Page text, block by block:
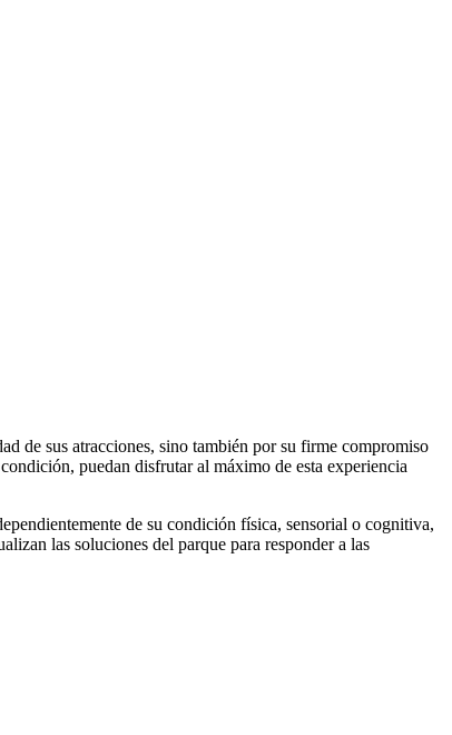
de sus atracciones, sino también por su firme compromiso
puedan disfrutar al máximo de esta experiencia
de su condición física, sensorial o cognitiva,
las soluciones del parque para responder a las